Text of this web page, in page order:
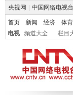
央视网 中国网络电视台
首页 新闻 经济 体育
电视
频道大全 栏目